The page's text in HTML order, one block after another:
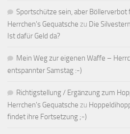
Sportschütze sein, aber
Herrchen's Gequatsche zu Die
Ist dafür Geld da?
Mein Weg zur eigenen Waffe –
entspannter Samstag :-)
Richtigstellung / Ergänzung zum
Herrchen's Gequatsche zu
findet ihre Fortsetzung ;-)